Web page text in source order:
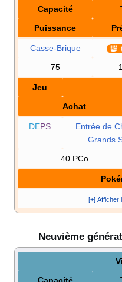
Capacité
Puissance
Casse-Brique
75
Jeu
Achat
DEPS Entrée de
Grands
40 PCo
[+] Afficher
Neuvième
Capacité